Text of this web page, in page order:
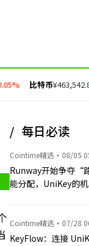
比特币¥463,542.86
每日必读
Cointime精选 · 08/05
Runway开始争夺“
能分配，UniKey的
Cointime精选 · 07/28
KeyFlow：连接